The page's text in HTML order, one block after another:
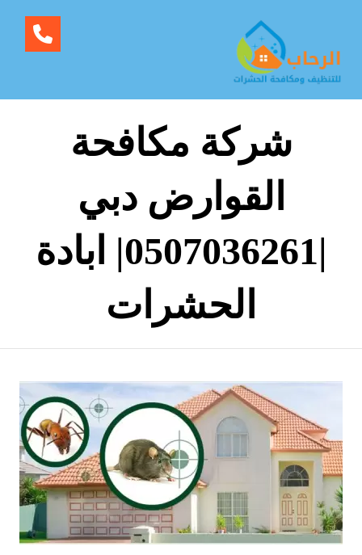
شركة مكافحة
القوارض دبي
|0507036261| ابادة
الحشرات